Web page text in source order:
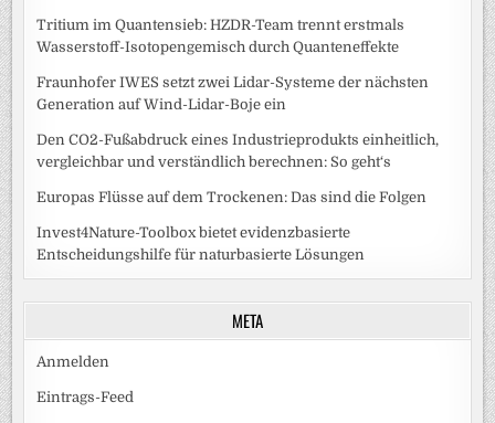
Tritium im Quantensieb: HZDR-Team trennt erstmals
Wasserstoff-Isotopengemisch durch Quanteneffekte
Fraunhofer IWES setzt zwei Lidar-Systeme der nächsten
Generation auf Wind-Lidar-Boje ein
Den CO2-Fußabdruck eines Industrieprodukts einheitlich,
vergleichbar und verständlich berechnen: So geht‘s
Europas Flüsse auf dem Trockenen: Das sind die Folgen
Invest4Nature-Toolbox bietet evidenzbasierte
Entscheidungshilfe für naturbasierte Lösungen
META
Anmelden
Eintrags-Feed